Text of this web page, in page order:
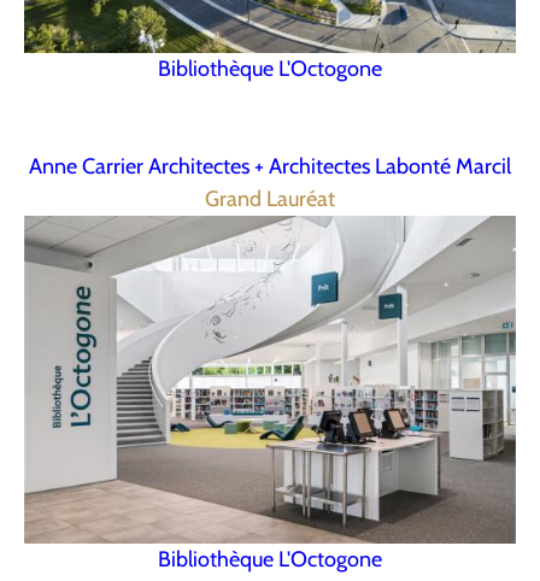
Bibliothèque L'Octogone
Anne Carrier Architectes + Architectes Labonté Marcil
Grand Lauréat
Bibliothèque L'Octogone